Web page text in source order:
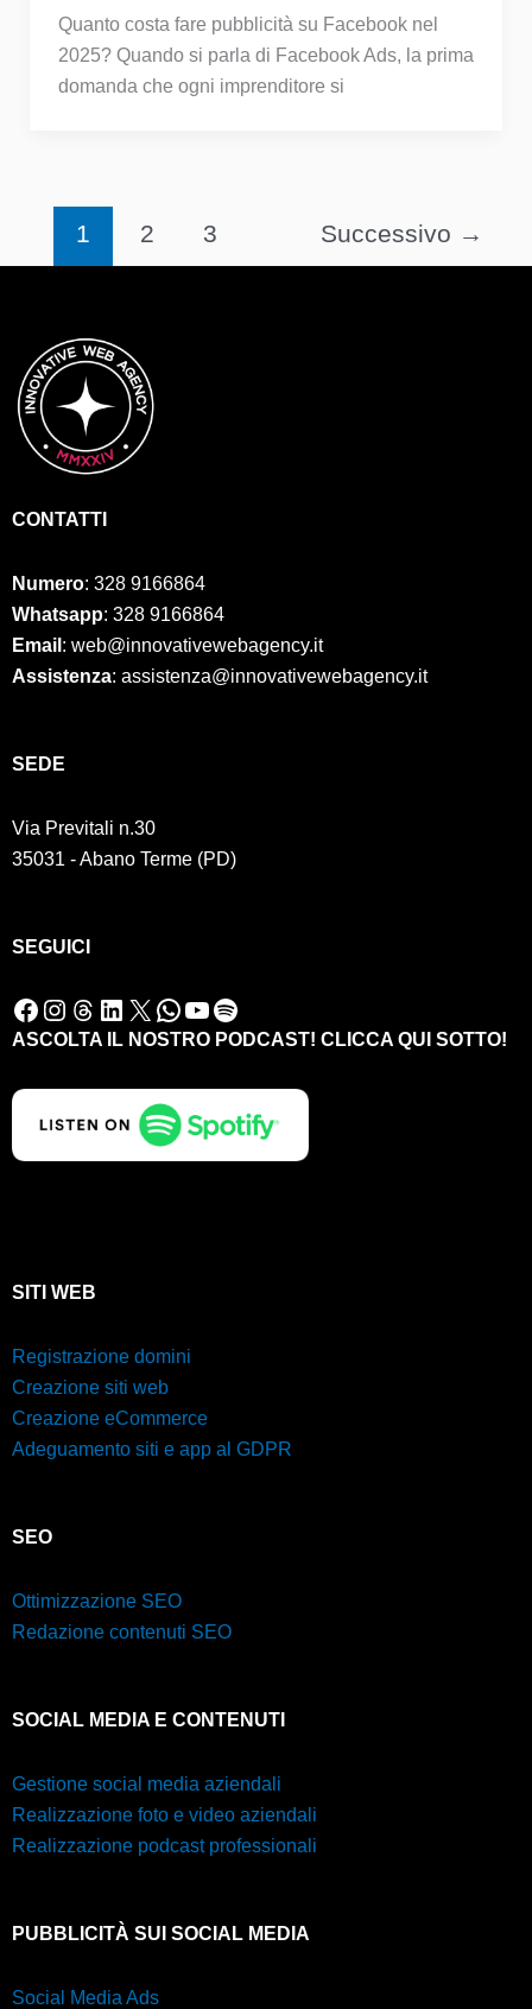
Quanto costa fare pubblicità su Facebook nel
2025? Quando si parla di Facebook Ads, la prima
domanda che ogni imprenditore si
1 2 3 Successivo →
CONTATTI
Numero: 328 9166864
Whatsapp: 328 9166864
Email : web@innovativewebagency.it
Assistenza: assistenza@innovativewebagency.it
SED E
Via Previtali n.30
35031 - Abano Terme (PD)
SEGUICI
Facebook Instagram Threads LinkedIn X WhatsApp YouTube Spotify
ASCOLTA IL NOSTRO PODCAST! CLICCA QUI SOTTO!
SITI WEB
Registrazione domini
Creazione siti web
Creazione eCommerce
Adeguamento siti e app al GDPR
SEO
Ottimizzazione SEO
Redazione contenuti SEO
SOCIAL MEDIA E CONTENUTI
Gestione social media aziendali
Realizzazione foto e video aziendali
Realizzazione podcast professionali
PUBBLICITÀ SUI SOCIAL MEDIA
Social Media Ads